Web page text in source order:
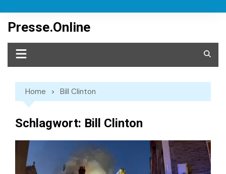
content
Presse.Online
Home Bill Clinton
Schlagwort: Bill Clinton